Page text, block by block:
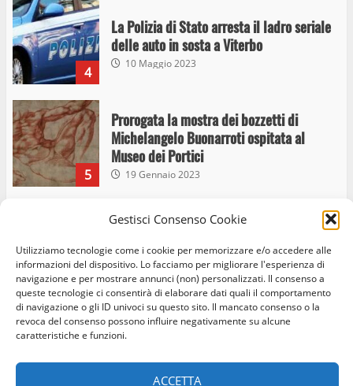
Gestisci Consenso Cookie
Utilizziamo tecnologie come i cookie per memorizzare e/o accedere alle
informazioni del dispositivo. Lo facciamo per migliorare l'esperienza di
navigazione e per mostrare annunci (non) personalizzati. Il consenso a
queste tecnologie ci consentirà di elaborare dati quali il comportamento
di navigazione o gli ID univoci su questo sito. Il mancato consenso o la
revoca del consenso possono influire negativamente su alcune
caratteristiche e funzioni.
ACCETTA
4
La Polizia di Stato arresta il ladro seriale
delle auto in sosta a Viterbo
10 Maggio 2023
5
Prorogata la mostra dei bozzetti di
Michelangelo Buonarroti ospitata al
Museo dei Portici
19 Gennaio 2023
6
Trasporto pubblico locale, trasferimento
giugno
15 Giugno 2023
Giochi Sportivi Studenteschi di Atletica a
Home Privacy Policy
Facebook
Instagram
Twitter